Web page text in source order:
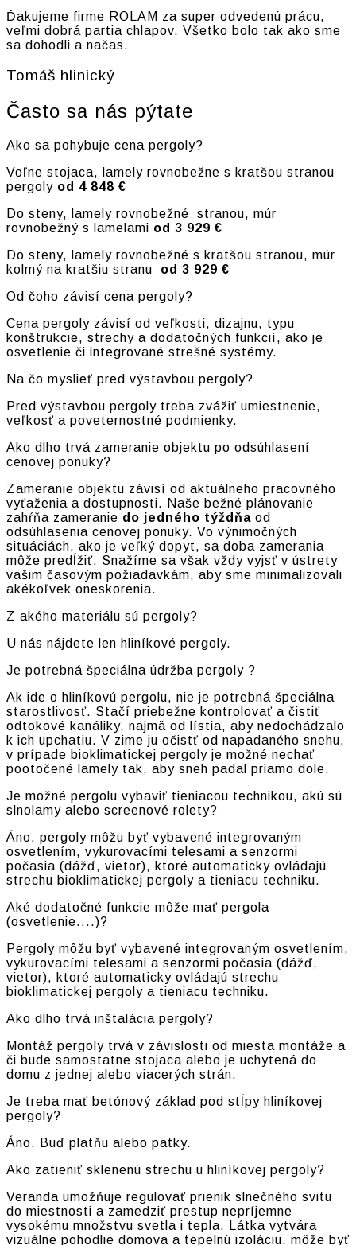
Ďakujeme firme ROLAM za super odvedenú prácu,
veľmi dobrá partia chlapov. Všetko bolo tak ako sme
sa dohodli a načas.
Tomáš hlinický
Často sa nás pýtate
Ako sa pohybuje cena pergoly?
Voľne stojaca, lamely rovnobežne s kratšou stranou
pergoly od 4 848 €
Do steny, lamely rovnobežné stranou, múr
rovnobežný s lamelami od 3 929 €
Do steny, lamely rovnobežné s kratšou stranou, múr
kolmý na kratšiu stranu
od 3 929 €
Od čoho závisí cena pergoly?
Cena pergoly závisí od veľkosti, dizajnu, typu
konštrukcie, strechy a dodatočných funkcií, ako je
osvetlenie či integrované strešné systémy.
Na čo myslieť pred výstavbou pergoly?
Pred výstavbou pergoly treba zvážiť umiestnenie,
veľkosť a poveternostné podmienky.
Ako dlho trvá zameranie objektu po odsúhlasení
cenovej ponuky?
Zameranie objektu závisí od aktuálneho pracovného
vyťaženia a dostupnosti. Naše bežné plánovanie
zahŕňa zameranie do jedného týždňa od
odsúhlasenia cenovej ponuky. Vo výnimočných
situáciách, ako je veľký dopyt, sa doba zamerania
môže predĺžiť. Snažíme sa však vždy vyjsť v ústrety
vašim časovým požiadavkám, aby sme minimalizovali
akékoľvek oneskorenia.
Z akého materiálu sú pergoly?
U nás nájdete len hliníkové pergoly.
Je potrebná špeciálna údržba pergoly ?
Ak ide o hliníkovú pergolu, nie je potrebná špeciálna
starostlivosť. Stačí priebežne kontrolovať a čistiť
odtokové kanáliky, najmä od lístia, aby nedochádzalo
k ich upchatiu. V zime ju očistť od napadaného snehu,
v prípade bioklimatickej pergoly je možné nechať
pootočené lamely tak, aby sneh padal priamo dole.
Je možné pergolu vybaviť tieniacou technikou, akú sú
slnolamy alebo screenové rolety?
Áno, pergoly môžu byť vybavené integrovaným
osvetlením, vykurovacími telesami a senzormi
počasia (dážď, vietor), ktoré automaticky ovládajú
strechu bioklimatickej pergoly a tieniacu techniku.
Aké dodatočné funkcie môže mať pergola
(osvetlenie....)?
Pergoly môžu byť vybavené integrovaným osvetlením,
vykurovacími telesami a senzormi počasia (dážď,
vietor), ktoré automaticky ovládajú strechu
bioklimatickej pergoly a tieniacu techniku.
Ako dlho trvá inštalácia pergoly?
Montáž pergoly trvá v závislosti od miesta montáže a
či bude samostatne stojaca alebo je uchytená do
domu z jednej alebo viacerých strán.
Je treba mať betónový základ pod stĺpy hliníkovej
pergoly?
Áno. Buď platňu alebo pätky.
Ako zatieniť sklenenú strechu u hliníkovej pergoly?
Veranda umožňuje regulovať prienik slnečného svitu
do miestnosti a zamedziť prestup nepríjemne
vysokému množstvu svetla i tepla. Látka vytvára
vizuálne pohodlie domova a tepelnú izoláciu, môže byť